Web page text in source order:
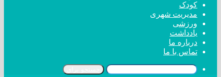
کودک
مدیریت شهری
ورزشی
یادداشت
درباره ما
تماس با ما